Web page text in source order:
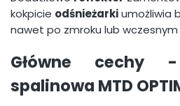
kokpicie odśnieżarkiumożliwia
nawet po zmroku lub wczesnym
Główne cechy
spalinowa MTD